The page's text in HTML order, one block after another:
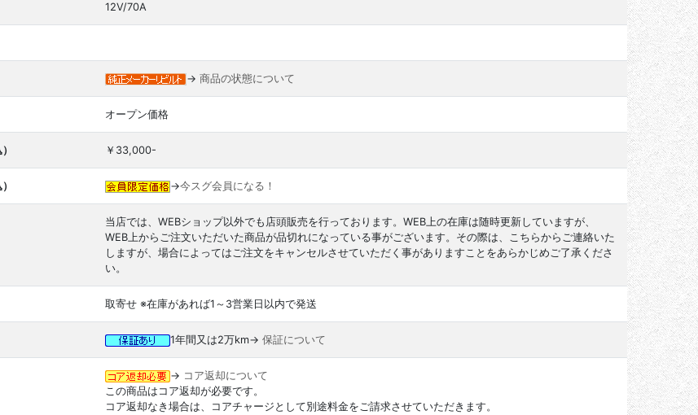
12V/70A
→ 商品の状態について
オープン価格
￥33,000-
→今スグ会員になる！
当店では、WEBショップ以外でも店頭販売を行っております。WEB上の在庫は随時更新していますが、
WEB上からご注文いただいた商品が品切れになっている事がございます。その際は、こちらからご連絡いた
しますが、場合によってはご注文をキャンセルさせていただく事がありますことをあらかじめご了承くださ
い。
取寄せ ※在庫があれば1～3営業日以内で発送
1年間又は2万km→ 保証について
→ コア返却について
この商品はコア返却が必要です。
コア返却なき場合は、コアチャージとして別途料金をご請求させていただきます。